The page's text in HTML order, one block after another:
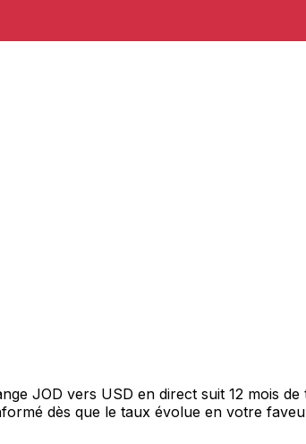
JOD vers USD en direct suit 12 mois
dès que le taux évolue en votre